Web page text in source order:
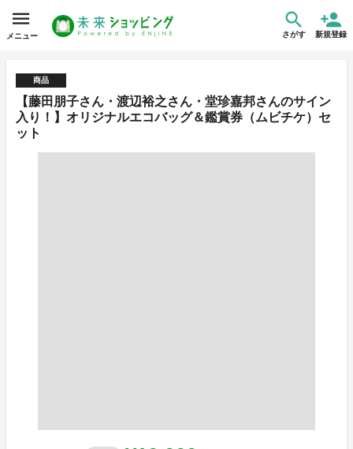
メニュー さがす 新規登録
商品
【藤田朋子さん・渡辺裕之さん・堂珍嘉邦さんのサイン
入り！】オリジナルエコバッグ＆鑑賞券（ムビチケ）セ
ット